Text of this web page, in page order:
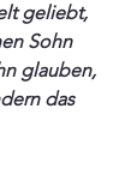
Sohn
glauben,
das